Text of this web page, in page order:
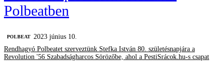
Polbeatben
‎POLBEAT 2023 június 10.
Rendhagyó Polbeatet szerveztünk Stefka István 80. születésnapjára a
Revolution '56 Szabadságharcos Sörözőbe, ahol a PestiSrácok.hu-s csapat